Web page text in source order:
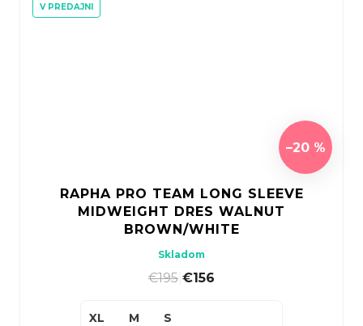
V PREDAJNI
–20 %
RAPHA PRO TEAM LONG SLEEVE
MIDWEIGHT DRES WALNUT
BROWN/WHITE
Skladom
€195 €156
XL M S